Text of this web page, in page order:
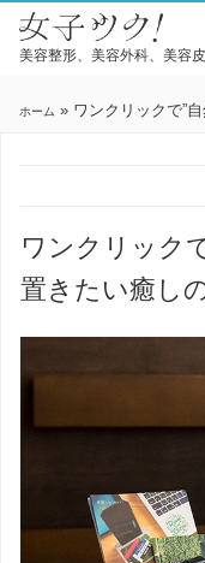
美容整形、美容外科、美容
ホーム » ワンクリックで”
ワンクリック
置きたい癒し